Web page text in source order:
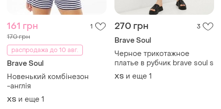
161 грн 1
170 грн
распродажа до 10 авг.
Brave Soul
Новенький комбінезон
-англія
ХS и еще 1
270 грн 3
Brave Soul
Черное трикотажное
платье в рубчик brave soul s
ХS и еще 1